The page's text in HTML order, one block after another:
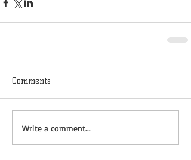
Comments
Write a comment...